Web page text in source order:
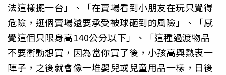
法這樣擺一台」、「在賣場看到小朋友在玩只覺得
危險，逛個賣場還要承受被球砸到的風險」、「感
覺這個只限身高140公分以下」、「這種過渡物品
不要衝動想買，因為當你買了後，小孩高興熱衷一
陣子，之後就會像一堆嬰兒或兒童用品一樣，日後